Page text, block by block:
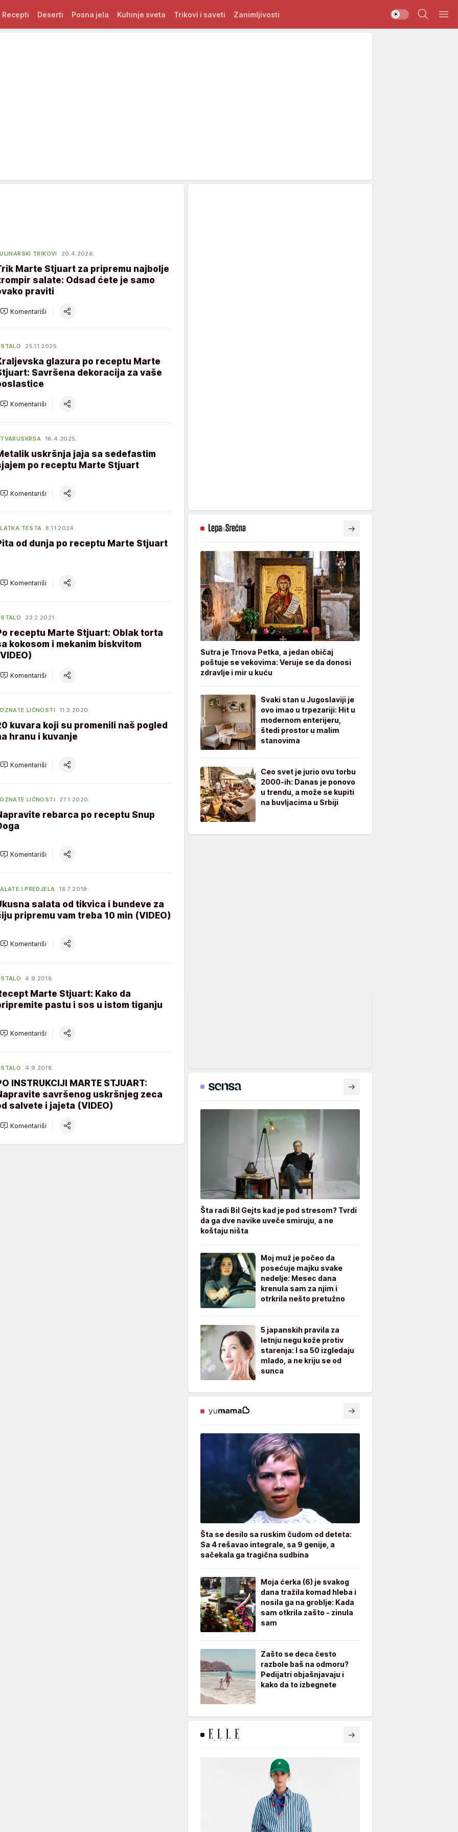
Recepti Deserti Posna jela Kuhinje sveta Trikovi i saveti Zanimljivosti
TRIKOVI 20.4.2026.
Marte Stjuart za pripremu najbolje
salate: Odsad ćete je samo
praviti
Komentariši
25.11.2025.
glazura po receptu Marte
Savršena dekoracija za vaše
Komentariši
16.4.2025.
uskršnja jaja sa sedefastim
po receptu Marte Stjuart
Komentariši
TESTA 8.11.2024.
od dunja po receptu Marte Stjuart
Komentariši
23.2.2021.
receptu Marte Stjuart: Oblak torta
kokosom i mekanim biskvitom
Komentariši
LIČNOSTI 11.3.2020.
kuvara koji su promenili naš pogled
hranu i kuvanje
Komentariši
LIČNOSTI 27.1.2020.
rebarca po receptu Snup
Komentariši
I PREDJELA 18.7.2019.
salata od tikvica i bundeve za
pripremu vam treba 10 min (VIDEO)
Komentariši
4.9.2018.
Marte Stjuart: Kako da
pastu i sos u istom tiganju
Komentariši
4.9.2018.
INSTRUKCIJI MARTE STJUART:
savršenog uskršnjeg zeca
salvete i jajeta (VIDEO)
Komentariši
Sutra je Trnova Petka, a jedan običaj
poštuje se vekovima: Veruje se da donosi
zdravlje i mir u kuću
Svaki stan u Jugoslaviji je
ovo imao u trpezariji: Hit u
modernom enterijeru,
štedi prostor u malim
stanovima
Ceo svet je jurio ovu torbu
2000-ih: Danas je ponovo
u trendu, a može se kupiti
na buvljacima u Srbiji
Šta radi Bil Gejts kad je pod stresom? Tvrdi
da ga dve navike uveče smiruju, a ne
koštaju ništa
Moj muž je počeo da
posećuje majku svake
nedelje: Mesec dana
krenula sam za njim i
otrkrila nešto pretužno
5 japanskih pravila za
letnju negu kože protiv
starenja: I sa 50 izgledaju
mlado, a ne kriju se od
sunca
Šta se desilo sa ruskim čudom od deteta:
Sa 4 rešavao integrale, sa 9 genije, a
sačekala ga tragična sudbina
Moja ćerka (6) je svakog
dana tražila komad hleba i
nosila ga na groblje: Kada
sam otkrila zašto - zinula
sam
Zašto se deca često
razbole baš na odmoru?
Pedijatri objašnjavaju i
kako da to izbegnete